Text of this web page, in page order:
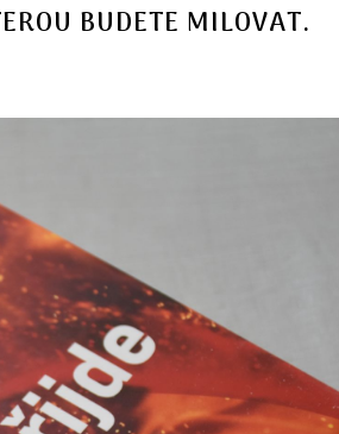
BUDETE MILOVAT.